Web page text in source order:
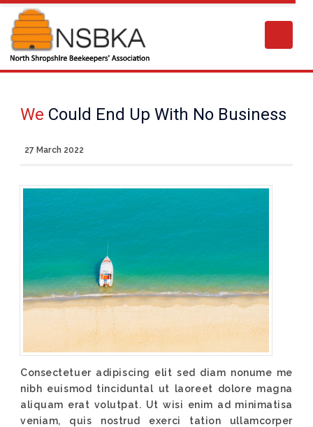
We Could End Up With No Business
27 March 2022
Consectetuer adipiscing elit sed diam nonume me
nibh euismod tinciduntal ut laoreet dolore magna
aliquam erat volutpat. Ut wisi enim ad minimatisa
veniam, quis nostrud exerci tation ullamcorper